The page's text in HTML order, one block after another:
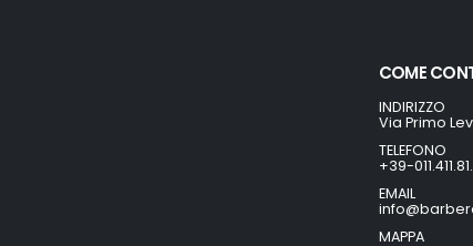
COME
INDIRIZZO
Via Primo
TELEFONO
+39-
EMAIL
MAPPA